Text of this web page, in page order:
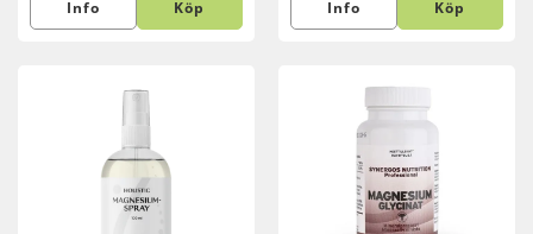
Info Köp Info Köp